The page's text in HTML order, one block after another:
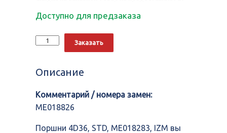
Доступно для предзаказа
Количество
Поршни
ME018283,
Заказать
Описание
Комментарий / номера замен:
ME018826
Поршни 4D36, STD, ME018283, IZM вы